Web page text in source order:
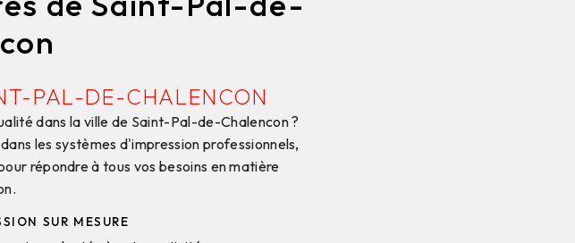
PAL-DE-CHALENCON
dans la ville de Saint-Pal-de-Chalencon ?
les systèmes d'impression professionnels,
répondre à tous vos besoins en matière
SUR MESURE